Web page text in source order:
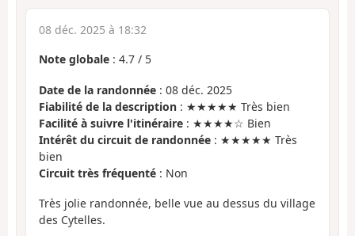
08 déc. 2025 à 18:32
Note globale : 4.7 / 5
Date de la randonnée : 08 déc. 2025
Fiabilité de la description : ★★★★★ Très bien
Facilité à suivre l'itinéraire : ★★★★☆ Bien
Intérêt du circuit de randonnée : ★★★★★ Très
bien
Circuit très fréquenté : Non
Très jolie randonnée, belle vue au dessus du village
des Cytelles.